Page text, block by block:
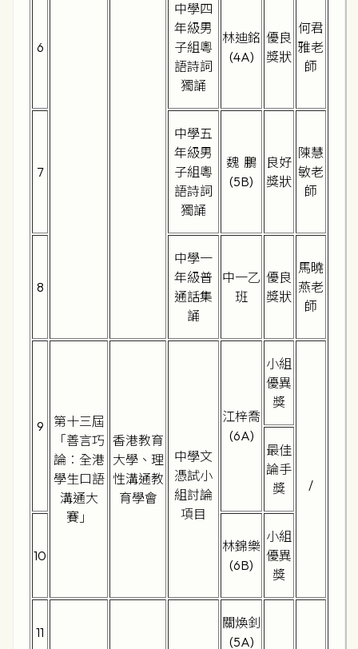
6
中學四
年級男
子組粵
語詩詞
獨誦
林迪銘
(4A)
優良
獎狀
何君
雅老
師
7
中學五
年級男
子組粵
語詩詞
獨誦
魏 鵬
(5B)
良好
獎狀
陳慧
敏老
師
8
中學一
年級普
通話集
誦
中一乙
班
優良
獎狀
馬曉
燕老
師
9
第十三屆
「善言巧
論︰全港
學生口語
溝通大
賽」
香港教育
大學、理
性溝通教
育學會
中學文
憑試小
組討論
項目
江梓喬
(6A)
小組
優異
獎
/
最佳
論手
獎
10
林錦樂
(6B)
小組
優異
獎
11
關煥釗
(5A)